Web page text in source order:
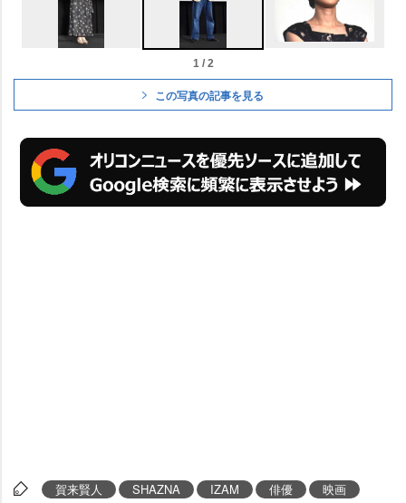
1 / 2
この写真の記事を見る
賀来賢人 SHAZNA IZAM 俳優
映画